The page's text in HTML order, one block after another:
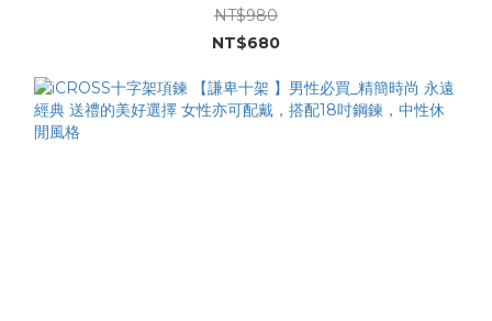
多種組合 超讚！
NT$980
NT$680